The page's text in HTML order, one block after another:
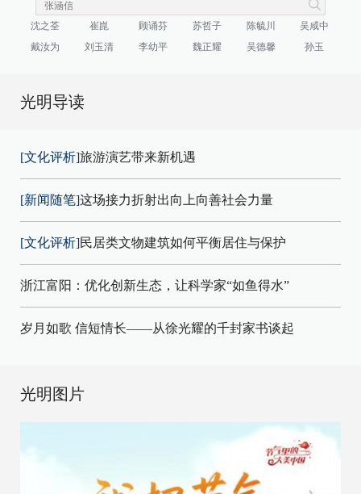
沈之荃 崔崑 顾诵芬 苏哲子 陈毓川
吴咸中
戴汝为
刘玉清 李幼平 魏正耀 吴德馨 孙玉
光明导读
[文化评析]旅游演艺带来新机遇
[新闻随笔]这场接力折射出向上向善社会力量
[文化评析]民居类文物建筑如何平衡居住与保护
浙江富阳：优化创新生态，让科学家“如鱼得水”
岁月如歌 信短情长——从徐光耀的千封家书谈起
光明图片